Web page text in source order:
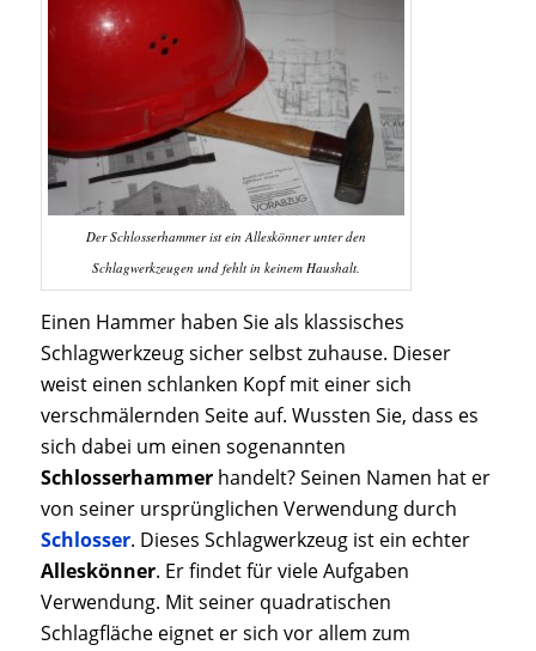
Der Schlosserhammer ist ein Alleskönner unter den
Schlagwerkzeugen und fehlt in keinem Haushalt.
Einen Hammer haben Sie als klassisches
Schlagwerkzeug sicher selbst zuhause. Dieser
weist einen schlanken Kopf mit einer sich
verschmälernden Seite auf. Wussten Sie, dass es
sich dabei um einen sogenannten
Schlosserhammerhandelt? Seinen Namen hat er
von seiner ursprünglichen Verwendung durch
Schlosser. Dieses Schlagwerkzeug ist ein echter
Alleskönner. Er findet für viele Aufgaben
Verwendung. Mit seiner quadratischen
Schlagfläche eignet er sich vor allem zum